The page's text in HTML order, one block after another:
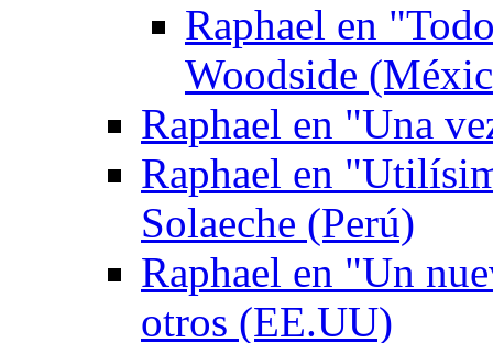
Raphael en
Woodside
Raphael en "Una
Raphael en
Solaeche (Perú)
Raphael en "Un
otros (EE.UU)